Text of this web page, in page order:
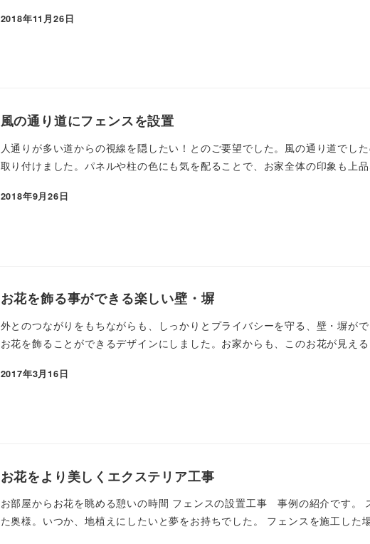
2018年11月26日
風の通り道にフェンスを設置
人通りが多い道からの視線を隠したい！とのご要望でした。風の通り道でし
取り付けました。パネルや柱の色にも気を配ることで、お家全体の印象も上
2018年9月26日
お花を飾る事ができる楽しい壁・塀
外とのつながりをもちながらも、しっかりとプライバシーを守る、壁・塀が
お花を飾ることができるデザインにしました。お家からも、このお花が見え
2017年3月16日
お花をより美しくエクステリア工事
お部屋からお花を眺める憩いの時間 フェンスの設置工事 事例の紹介です。
た奥様。いつか、地植えにしたいと夢をお持ちでした。 フェンスを施工し